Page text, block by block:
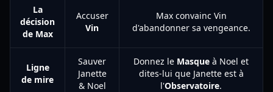
La
décision
de Max
Accuser
Vin
Max convainc Vin
d'abandonner sa vengeance.
Ligne
de mire
Sauver
Janette
& Noel
Donnez le Masque à Noel et
dites-lui que Janette est à
l'Observatoire.